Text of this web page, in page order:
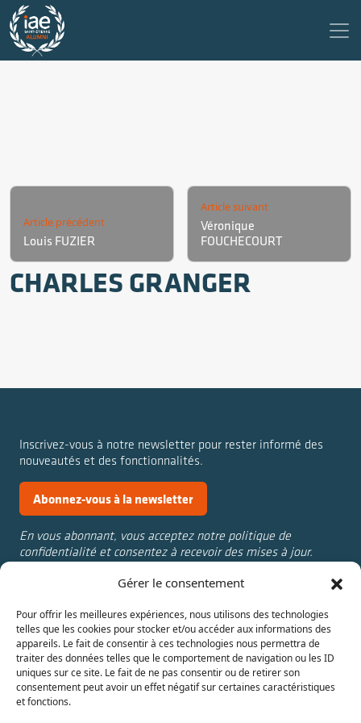
Gérer le consentement
Pour offrir les meilleures expériences, nous utilisons des technologies
telles que les cookies pour stocker et/ou accéder aux informations des
appareils. Le fait de consentir à ces technologies nous permettra de
traiter des données telles que le comportement de navigation ou les ID
uniques sur ce site. Le fait de ne pas consentir ou de retirer son
consentement peut avoir un effet négatif sur certaines caractéristiques
et fonctions.
Article précédent
Louis FUZIER
Article suivant
Véronique
FOUCHECOURT
CHARLES GRANGER
Inscrivez-vous à notre newsletter pour rester informé des
nouveautés et des fonctionnalités.
Abonnez-vous à la newsletter
En vous abonnant, vous acceptez notre politique de
confidentialité et consentez à recevoir des mises à jour.
aline.cantat@univ-st-
etienne.fr
julie.rolland@univ-st-
etienne.fr
Actualités
Témoignages
IAE Saint-Étienne